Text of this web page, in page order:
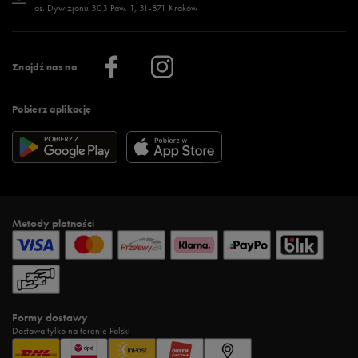
Znajdź nas na
Pobierz aplikację
Regulamin sklepu 50 style
Regulamin aplikacji 50 style
Więcej regulaminów >
Więcej >
Klub 50 style
Praca
Informacje o firmie
os. Dywizjonu 303 Paw. 1, 31-871 Kraków
Metody płatności
Formy dostawy
Dostawa tylko na terenie Polski